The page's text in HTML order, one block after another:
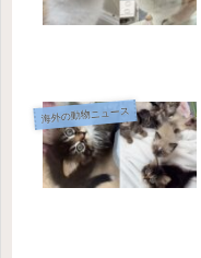
海外の動物ニュース